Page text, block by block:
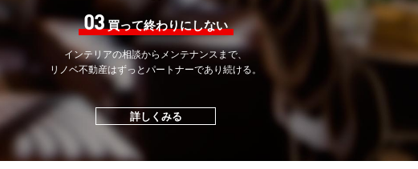
03買って終わりにしない
インテリアの相談から メンテナンスまで、
リノベ不動産はずっとパートナーであり続ける。
詳しくみる